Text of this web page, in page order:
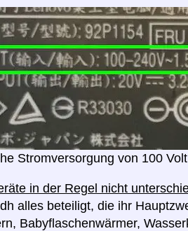
Stromversorgung von 100
in der Regel nicht
alles beteiligt, die ihr
Babyflaschenwärmer,